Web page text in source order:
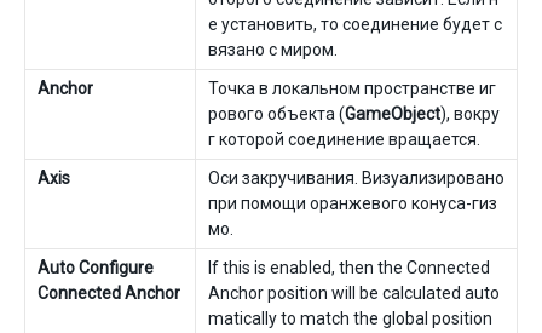
е установить, то соединение будет с
вязано с миром.
Anchor
Точка в локальном пространстве иг
рового объекта (GameObject), вокру
г которой соединение вращается.
Axis
Оси закручивания. Визуализировано
при помощи оранжевого конуса-гиз
мо.
Auto Configure
Connected Anchor
If this is enabled, then the Connected
Anchor position will be calculated auto
matically to match the global position